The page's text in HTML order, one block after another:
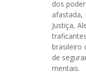
dos
afastada,
Justiça,
brasileiro
de
mentais.